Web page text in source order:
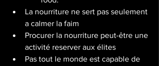
La nourriture ne sert pas seulement
a calmer la faim
Procurer la nourriture peut-être une
activité reserver aux élites
Pas tout le monde est capable de